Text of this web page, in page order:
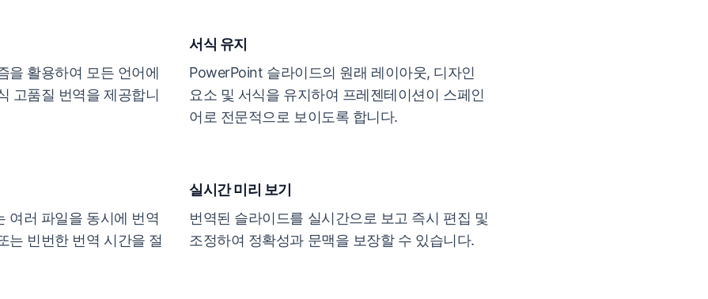
을 활용하여 모든 언어에
고품질 번역을 제공합니
서식 유지
PowerPoint 슬라이드의 원래 레이아웃, 디자인
요소 및 서식을 유지하여 프레젠테이션이 스페인
어로 전문적으로 보이도록 합니다.
여러 파일을 동시에 번역
는 빈번한 번역 시간을 절
실시간 미리 보기
번역된 슬라이드를 실시간으로 보고 즉시 편집 및
조정하여 정확성과 문맥을 보장할 수 있습니다.